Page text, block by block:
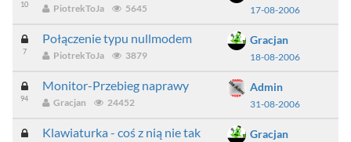
10 PiotrekToJa 5645 17-08-2006
7
Połączenie typu nullmodem
PiotrekToJa 3879
Gracjan
18-08-2006
94
Monitor-Przebieg naprawy
Gracjan 24452
Admin
31-08-2006
Klawiaturka - coś z nią nie tak Gracjan